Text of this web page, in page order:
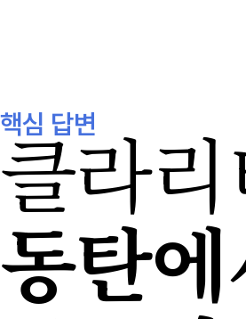
핵심 답변
클라리
동탄